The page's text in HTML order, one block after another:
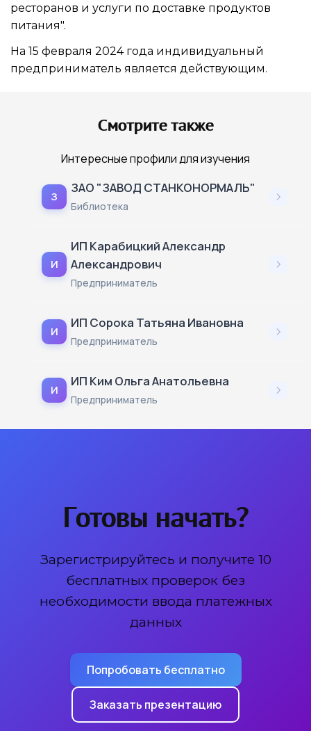
ресторанов и услуги по доставке продуктов
питания".
На 15 февраля 2024 года индивидуальный
предприниматель является действующим.
Смотрите также
Интересные профили для изучения
З
ЗАО "ЗАВОД СТАНКОНОРМАЛЬ"
Библиотека
И
ИП Карабицкий Александр
Александрович
Предприниматель
И
ИП Сорока Татьяна Ивановна
Предприниматель
И
ИП Ким Ольга Анатольевна
Предприниматель
Готовы начать?
Зарегистрируйтесь и получите 10
бесплатных проверок без
необходимости ввода платежных
данных
Попробовать бесплатно
Заказать презентацию